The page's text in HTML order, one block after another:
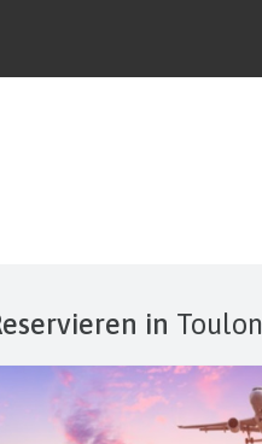
Reservieren in Toulon